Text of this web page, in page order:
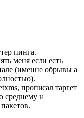
пинга.
меня если есть
(именно обрывы а
прописал таргет
среднему и